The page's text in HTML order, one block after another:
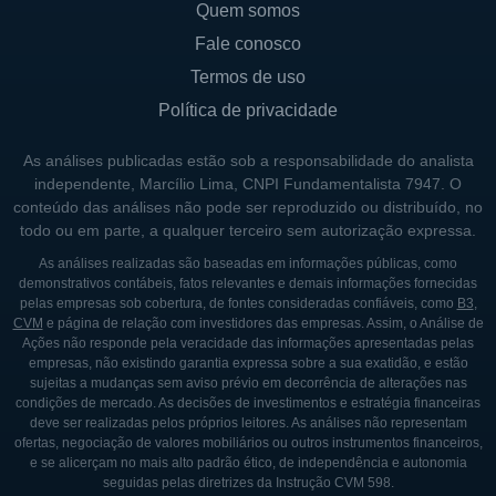
Um marco importante na história da empresa
aconteceu em 2006, quando a Marfrig
realizou sua abertura de capital na B3,
permitindo que um maior número de
companhia. Isso introduziu novos desafios e
oportunidades, impulsionando a empresa a
continuar seu crescimento acelerado e a
diversificar suas operações. A partir de
então, a Marfrig estabeleceu parcerias e
expandiu suas capacidades produtivas,
tornando-se uma referência no setor de
proteínas no Brasil e no exterior.
Nos anos seguintes, a empresa se destacou
não apenas pela sua expansão geográfica,
mas também pela busca por inovações e
Quem somos
Fale conosco
Termos de uso
Política de privacidade
As análises publicadas estão sob a responsabilidade do analista
independente, Marcílio Lima, CNPI Fundamentalista 7947. O
conteúdo das análises não pode ser reproduzido ou distribuído, no
todo ou em parte, a qualquer terceiro sem autorização expressa.
As análises realizadas são baseadas em informações públicas, como
demonstrativos contábeis, fatos relevantes e demais informações fornecidas
pelas empresas sob cobertura, de fontes consideradas confiáveis, como B3,
CVM e página de relação com investidores das empresas. Assim, o Análise de
Ações não responde pela veracidade das informações apresentadas pelas
empresas, não existindo garantia expressa sobre a sua exatidão, e estão
sujeitas a mudanças sem aviso prévio em decorrência de alterações nas
condições de mercado. As decisões de investimentos e estratégia financeiras
deve ser realizadas pelos próprios leitores. As análises não representam
ofertas, negociação de valores mobiliários ou outros instrumentos financeiros,
e se alicerçam no mais alto padrão ético, de independência e autonomia
seguidas pelas diretrizes da Instrução CVM 598.